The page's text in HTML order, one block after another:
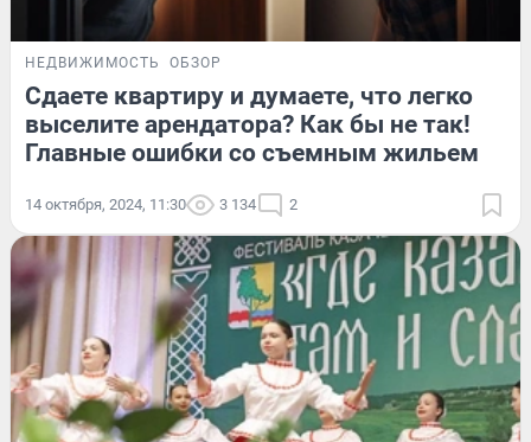
НЕДВИЖИМОСТЬ ОБЗОР
Сдаете квартиру и думаете, что легко
выселите арендатора? Как бы не так!
Главные ошибки со съемным жильем
14 октября, 2024, 11:30 3 134 2